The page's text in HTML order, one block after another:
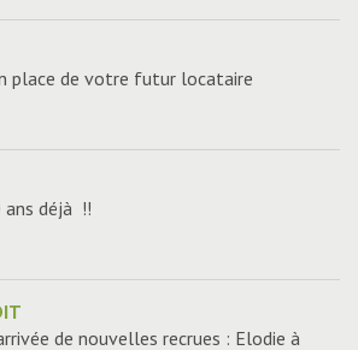
place de votre futur locataire
ans déjà !!
de nouvelles recrues : Elodie à